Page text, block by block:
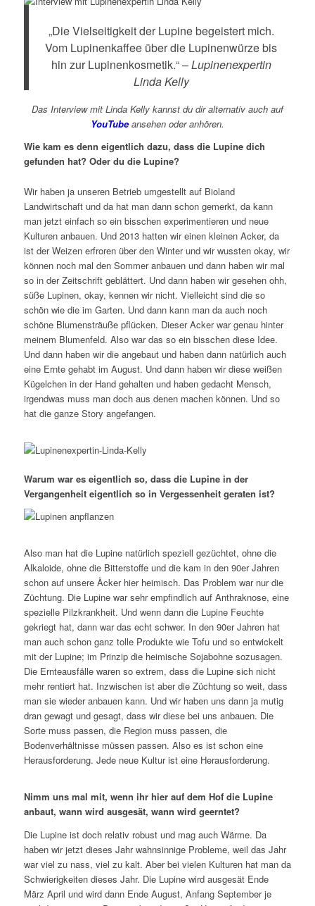
„Die Vielseitigkeit der Lupine begeistert mich.
Vom Lupinenkaffee über die Lupinenwürze bis
hin zur Lupinenkosmetik.“ –Lupinenexpertin
Linda Kelly
Das Interview mit Linda Kelly kannst du dir alternativ auch auf
YouTubeansehen oder anhören.
Wie kam es denn eigentlich dazu, dass die Lupine dich
gefunden hat? Oder du die Lupine?
Wir haben ja unseren Betrieb umgestellt auf Bioland
Landwirtschaft und da hat man dann schon gemerkt, da kann
man jetzt einfach so ein bisschen experimentieren und neue
Kulturen anbauen. Und 2013 hatten wir einen kleinen Acker, da
ist der Weizen erfroren über den Winter und wir wussten okay, wir
können noch mal den Sommer anbauen und dann haben wir mal
so in der Zeitschrift geblättert. Und dann haben wir gesehen ohh,
süße Lupinen, okay, kennen wir nicht. Vielleicht sind die so
schön wie die im Garten. Und dann kann man da auch noch
schöne Blumensträuße pflücken. Dieser Acker war genau hinter
meinem Blumenfeld. Also war das so ein bisschen diese Idee.
Und dann haben wir die angebaut und haben dann natürlich auch
eine Ernte gehabt im August. Und dann haben wir diese weißen
Kügelchen in der Hand gehalten und haben gedacht Mensch,
irgendwas muss man doch aus denen machen können. Und so
hat die ganze Story angefangen.
Warum war es eigentlich so, dass die Lupine in der
Vergangenheit eigentlich so in Vergessenheit geraten ist?
Also man hat die Lupine natürlich speziell gezüchtet, ohne die
Alkaloide, ohne die Bitterstoffe und die kam in den 90er Jahren
schon auf unsere Äcker hier heimisch. Das Problem war nur die
Züchtung. Die Lupine war sehr empfindlich auf Anthraknose, eine
spezielle Pilzkrankheit. Und wenn dann die Lupine Feuchte
gekriegt hat, dann war das echt schwer. In den 90er Jahren hat
man auch schon ganz tolle Produkte wie Tofu und so entwickelt
mit der Lupine; im Prinzip die heimische Sojabohne sozusagen.
Die Ernteausfälle waren so extrem, dass die Lupine sich nicht
mehr rentiert hat. Inzwischen ist aber die Züchtung so weit, dass
man sie wieder anbauen kann. Und wir haben uns dann ja mutig
dran gewagt und gesagt, dass wir diese bei uns anbauen. Die
Sorte muss passen, die Region muss passen, die
Bodenverhältnisse müssen passen. Also es ist schon eine
Herausforderung. Jede neue Kultur ist eine Herausforderung.
Nimm uns mal mit, wenn ihr hier auf dem Hof die Lupine
anbaut, wann wird ausgesät, wann wird geerntet?
Die Lupine ist doch relativ robust und mag auch Wärme. Da
haben wir jetzt dieses Jahr wahnsinnige Probleme, weil das Jahr
war viel zu nass, viel zu kalt. Aber bei vielen Kulturen hat man da
Schwierigkeiten dieses Jahr. Die Lupine wird ausgesät Ende
März April und wird dann Ende August, Anfang September je